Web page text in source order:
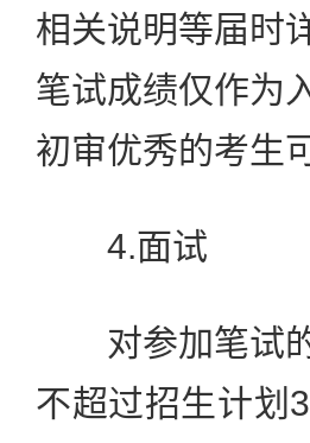
相关说明等届时
笔试成绩仅作为
初审优秀的考生
4.面试
对参加笔试的
不超过招生计划